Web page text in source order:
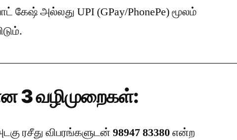
கேஷ் அல்லது UPI (GPay/PhonePe) மூலம்
3 வழிமுறைகள்:
ரசீது விபரங்களுடன்98947 83380என்ற